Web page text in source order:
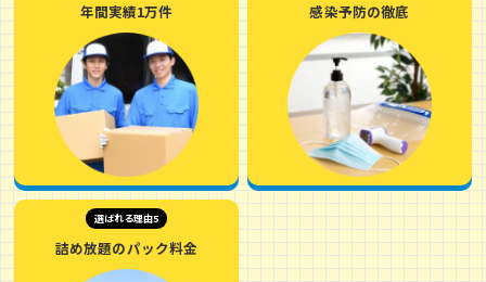
年間実績1万件 感染予防の徹底
選ばれる理由5
詰め放題のパック料金